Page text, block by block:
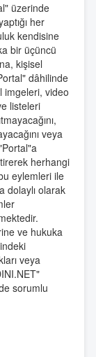
üzerinde
her
kendisine
bir üçüncü
kişisel
dâhilinde
imgeleri, video
listeleri
veya
herhangi
eylemleri ile
dolaylı olarak
ve hukuka
veya
sorumlu